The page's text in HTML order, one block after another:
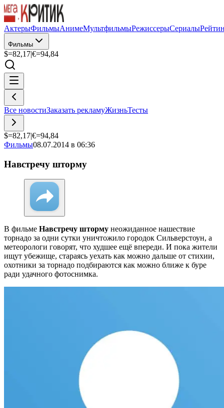
АктерыФильмыАнимеМультфильмыРежиссерыСериалы
Фильмы
$=82,17|€=94,84
Все новостиЗаказать рекламуЖизньТесты
$=82,17|€=94,84
Фильмы08.07.2014 в 06:36
Навстречу шторму
В фильме Навстречу шторму неожиданное нашествие
торнадо за одни сутки уничтожило городок Сильверстоун, а
метеорологи говорят, что худшее ещё впереди. И пока жители
ищут убежище, стараясь уехать как можно дальше от стихии,
охотники за торнадо подбираются как можно ближе к буре
ради удачного фотоснимка.